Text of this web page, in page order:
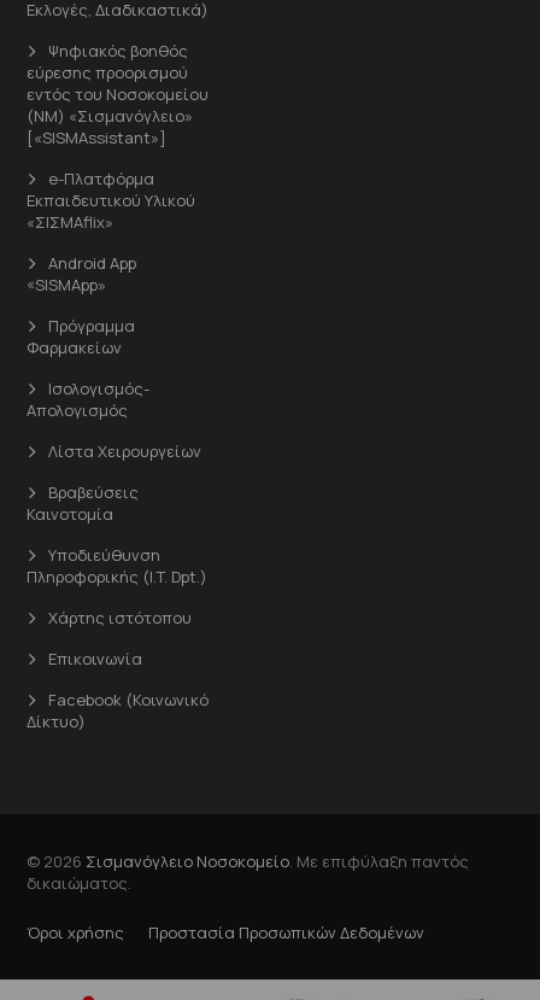
Εκλογές, Διαδικαστικά)
Ψηφιακός βοηθός
εύρεσης προορισμού
εντός του Νοσοκομείου
(ΝΜ) «Σισμανόγλειο»
[«SISMAssistant»]
e-Πλατφόρμα
Εκπαιδευτικού Υλικού
«ΣΙΣΜΑflix»
Android App
«SISMApp»
Πρόγραμμα
Φαρμακείων
Ισολογισμός-
Απολογισμός
Λίστα Χειρουργείων
Βραβεύσεις
Καινοτομία
Υποδιεύθυνση
Πληροφορικής (I.T. Dpt.)
Χάρτης ιστότοπου
Επικοινωνία
Facebook (Κοινωνικό
Δίκτυο)
© 2026 Σισμανόγλειο Νοσοκομείο . Με επιφύλαξη παντός
δικαιώματος.
Όροι χρήσης Προστασία Προσωπικών Δεδομένων